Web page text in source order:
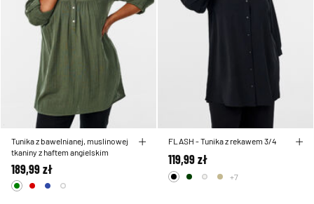
Tunika z bawelnianej, muslinowej
tkaniny z haftem angielskim
189,99 zł
FLASH - Tunika z rekawem 3/4
119,99 zł
+7